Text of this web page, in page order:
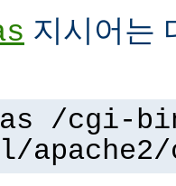
지시어는
/cgi-